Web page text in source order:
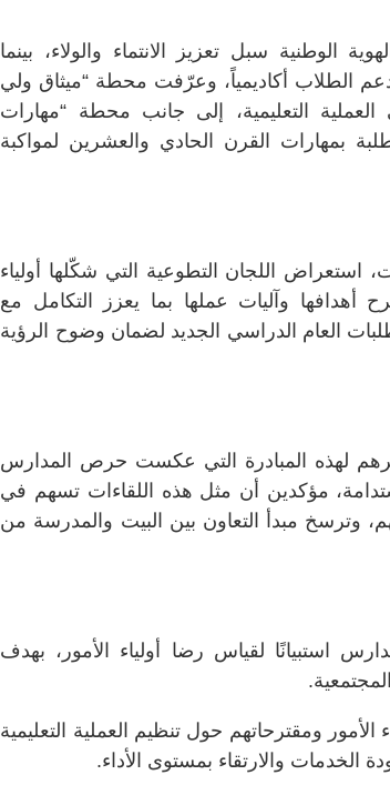
الوطنية سبل تعزيز الانتماء والولاء، بينما
الطلاب أكاديمياً، وعرّفت محطة “ميثاق ولي
التعليمية، إلى جانب محطة “مهارات
بمهارات القرن الحادي والعشرين لمواكبة
استعراض اللجان التطوعية التي شكّلها أولياء
أهدافها وآليات عملها بما يعزز التكامل مع
العام الدراسي الجديد لضمان وضوح الرؤية
لهذه المبادرة التي عكست حرص المدارس
مؤكدين أن مثل هذه اللقاءات تسهم في
وترسخ مبدأ التعاون بين البيت والمدرسة من
استبيانًا لقياس رضا أولياء الأمور، بهدف
ومقترحاتهم حول تنظيم العملية التعليمية
الخدمات والارتقاء بمستوى الأداء.